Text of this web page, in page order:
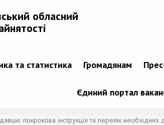
обласний
та статистика Громадянам
Єдиний портал
покрокова інструкція та перелік необхідних